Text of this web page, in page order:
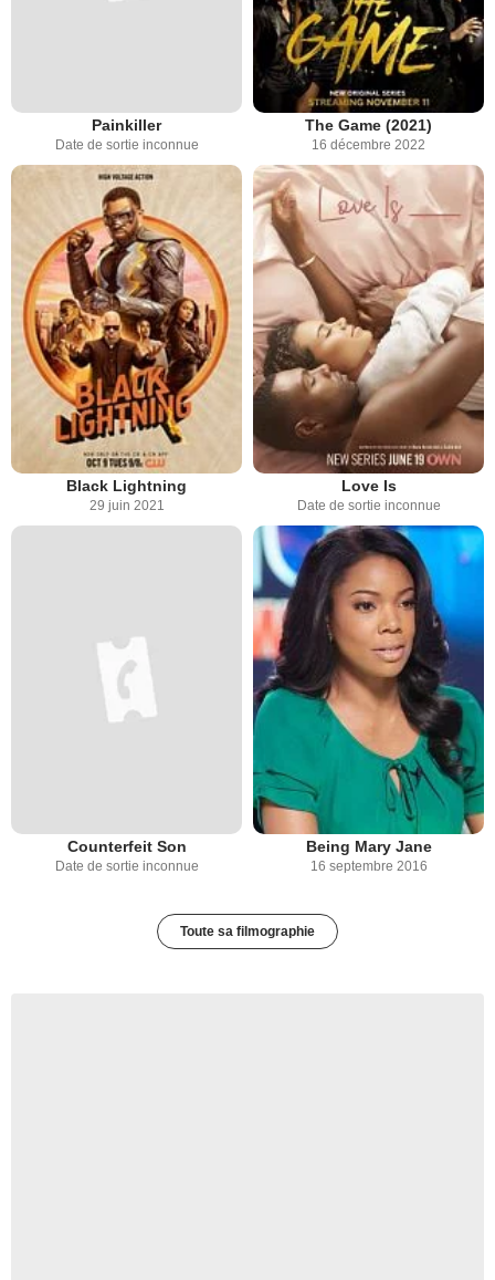
Painkiller
Date de sortie inconnue
The Game (2021)
16 décembre 2022
Black Lightning
29 juin 2021
Love Is
Date de sortie inconnue
Counterfeit Son
Date de sortie inconnue
Being Mary Jane
16 septembre 2016
Toute sa filmographie